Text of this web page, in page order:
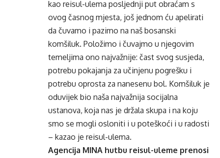
kao reisul-ulema posljednji put obraćam s
ovog časnog mjesta, još jednom ću apelirati
da čuvamo i pazimo na naš bosanski
komšiluk. Položimo i čuvajmo u njegovim
temeljima ono najvažnije: čast svog susjeda,
potrebu pokajanja za učinjenu pogrešku i
potrebu oprosta za nanesenu bol. Komšiluk je
oduvijek bio naša najvažnija socijalna
ustanova, koja nas je držala skupa i na koju
smo se mogli osloniti i u poteškoći i u radosti
– kazao je reisul-ulema.
Agencija MINA hutbu reisul-uleme prenosi